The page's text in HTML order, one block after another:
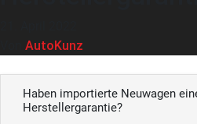
AutoKunz
Haben importierte Neuwagen
Herstellergarantie?